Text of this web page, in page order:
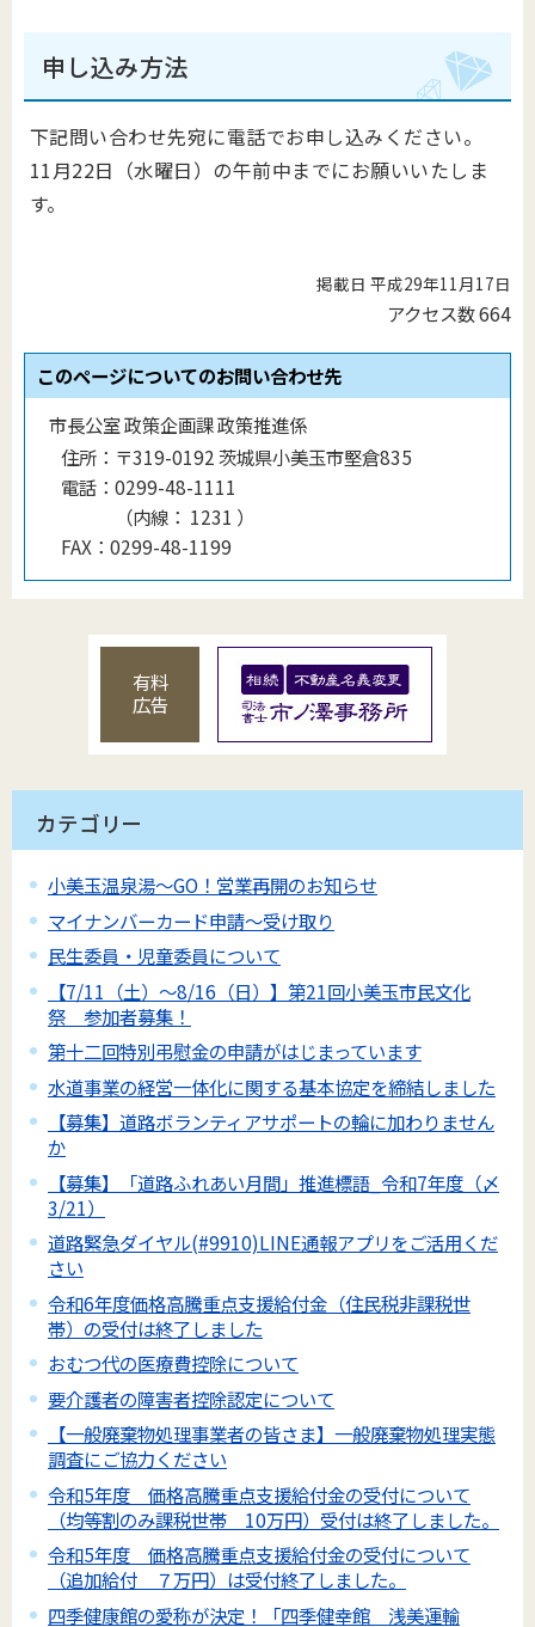
申し込み方法
下記問い合わせ先宛に電話でお申し込みください。
11月22日（水曜日）の午前中までにお願いいたしま
す。
掲載日 平成29年11月17日
アクセス数664
このページについてのお問い合わせ先
市長公室 政策企画課 政策推進係
住所： 〒319-0192 茨城県小美玉市堅倉835
電話： 0299-48-1111
（内線 ： 1231 ）
FAX： 0299-48-1199
有料
広告
カテゴリー
小美玉温泉湯～GO！営業再開のお知らせ
マイナンバーカード申請～受け取り
民生委員・児童委員について
【7/11（土）～8/16（日）】第21回小美玉市民文化
祭 参加者募集！
第十二回特別弔慰金の申請がはじまっています
水道事業の経営一体化に関する基本協定を締結しました
【募集】道路ボランティアサポートの輪に加わりません
か
【募集】「道路ふれあい月間」推進標語_令和7年度（〆
3/21）
道路緊急ダイヤル(#9910)LINE通報アプリをご活用くだ
さい
令和6年度価格高騰重点支援給付金（住民税非課税世
帯）の受付は終了しました
おむつ代の医療費控除について
要介護者の障害者控除認定について
【一般廃棄物処理事業者の皆さま】一般廃棄物処理実態
調査にご協力ください
令和5年度 価格高騰重点支援給付金の受付について
（均等割のみ課税世帯 10万円）受付は終了しました。
令和5年度 価格高騰重点支援給付金の受付について
（追加給付 ７万円）は受付終了しました。
四季健康館の愛称が決定！「四季健幸館 浅美運輸